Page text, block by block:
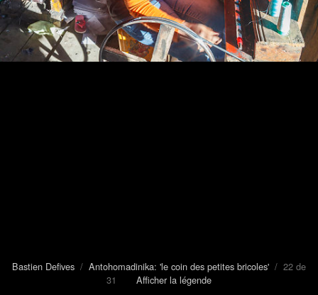
Bastien Defives / Antohomadinika: 'le coin des petites bricoles' / 22 de
31 Afficher la légende